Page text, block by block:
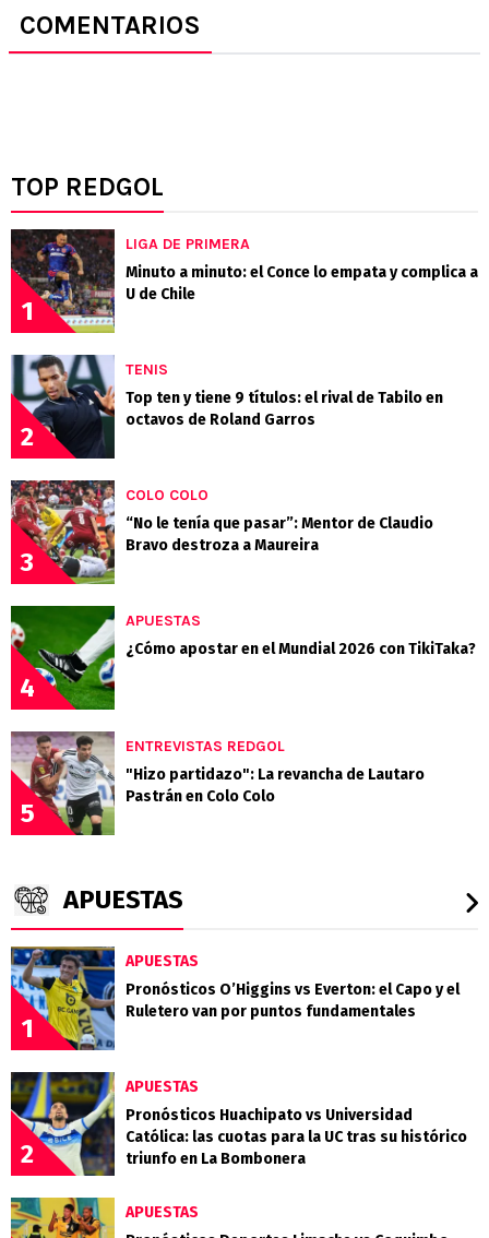
COMENTARIOS
TOP REDGOL
1
LIGA DE PRIMERA
Minuto a minuto: el Conce lo empata y complica a
U de Chile
2
TENIS
Top ten y tiene 9 títulos: el rival de Tabilo en
octavos de Roland Garros
3
COLO COLO
“No le tenía que pasar”: Mentor de Claudio
Bravo destroza a Maureira
4
APUESTAS
¿Cómo apostar en el Mundial 2026 con TikiTaka?
5
ENTREVISTAS REDGOL
"Hizo partidazo": La revancha de Lautaro
Pastrán en Colo Colo
APUESTAS
1
APUESTAS
Pronósticos O’Higgins vs Everton: el Capo y el
Ruletero van por puntos fundamentales
2
APUESTAS
Pronósticos Huachipato vs Universidad
Católica: las cuotas para la UC tras su histórico
triunfo en La Bombonera
APUESTAS